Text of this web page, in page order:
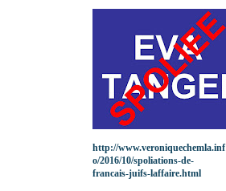
http://www.veroniquechemla.inf
o/2016/10/spoliations-de-
francais-juifs-laffaire.html